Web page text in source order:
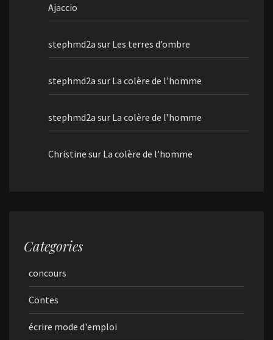
Ajaccio
stephmd2a sur Les terres d’ombre
stephmd2a sur La colère de l’homme
stephmd2a sur La colère de l’homme
Christine sur La colère de l’homme
Categories
concours
Contes
écrire mode d'emploi